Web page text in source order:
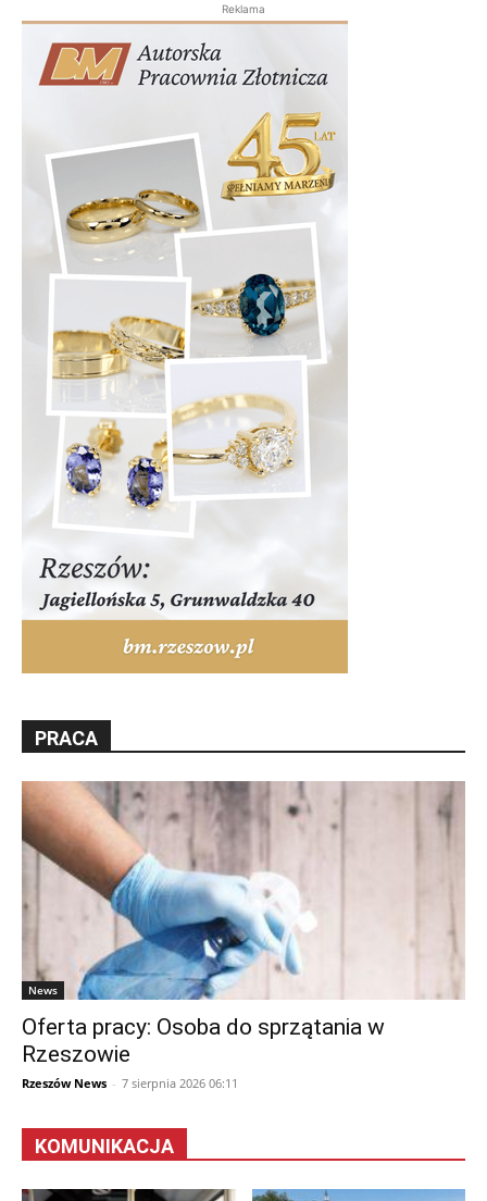
Reklama
PRACA
News
Oferta pracy: Osoba do sprzątania w
Rzeszowie
Rzeszów News - 7 sierpnia 2026 06:11
KOMUNIKACJA